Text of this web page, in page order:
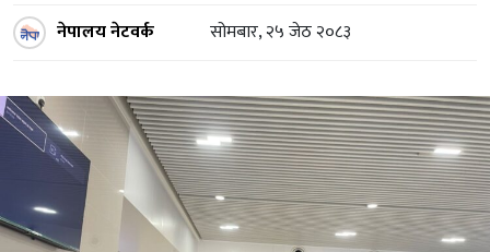
नेपालय नेटवर्क सोमबार, २५ जेठ २०८३